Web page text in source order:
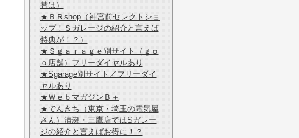
替は）
★ＢＲshop（神宮前セレクトショ
ップ！Ｓガレージの紹介と言えば
特典が！？）
★Ｓｇａｒａｇｅ別サイト（ｇｏ
ｏ店舗）フリーダイヤルあり
★Sgarage別サイト／フリーダイ
ヤルあり
★ＷｅｂマガジンＢ＋
★でんきち（東京・埼玉の電気屋
さん）清瀬・三鷹店ではSガレー
ジの紹介と言えばお得に！？